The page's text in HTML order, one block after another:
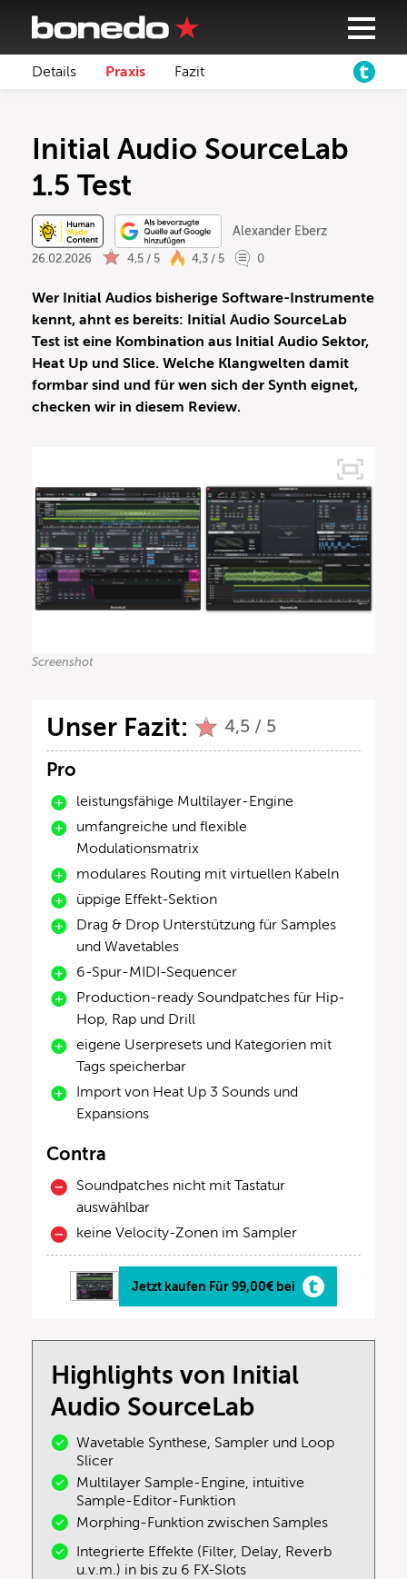
Details Praxis Fazit
Initial Audio SourceLab
1.5 Test
Alexander Eberz
26.02.2026 4,5 / 5 4,3 / 5 0
Wer Initial Audios bisherige Software-Instrumente
kennt, ahnt es bereits: Initial Audio SourceLab
Test ist eine Kombination aus Initial Audio Sektor,
Heat Up und Slice. Welche Klangwelten damit
formbar sind und für wen sich der Synth eignet,
checken wir in diesem Review.
Screenshot
Unser Fazit: 4,5 / 5
Pro
leistungsfähige Multilayer-Engine
umfangreiche und flexible
Modulationsmatrix
modulares Routing mit virtuellen Kabeln
üppige Effekt-Sektion
Drag & Drop Unterstützung für Samples
und Wavetables
6-Spur-MIDI-Sequencer
Production-ready Soundpatches für Hip-
Hop, Rap und Drill
eigene Userpresets und Kategorien mit
Tags speicherbar
Import von Heat Up 3 Sounds und
Expansions
Contra
Soundpatches nicht mit Tastatur
auswählbar
keine Velocity-Zonen im Sampler
Jetzt kaufen Für 99,00€ bei
Highlights von Initial
Audio SourceLab
Wavetable Synthese, Sampler und Loop
Slicer
Multilayer Sample-Engine, intuitive
Sample-Editor-Funktion
Morphing-Funktion zwischen Samples
Integrierte Effekte (Filter, Delay, Reverb
u.v.m.) in bis zu 6 FX-Slots